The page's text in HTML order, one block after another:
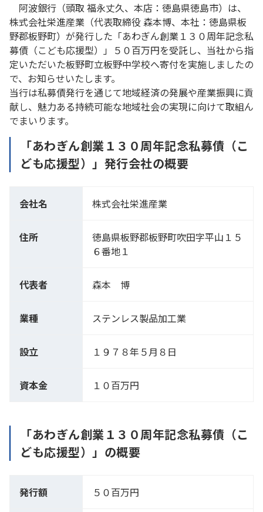
阿波銀行（頭取 福永丈久、本店：徳島県徳島市）は、
株式会社栄進産業（代表取締役 森本博、本社：徳島県板
野郡板野町）が発行した「あわぎん創業１３０周年記念私
募債（こども応援型）」５０百万円を受託し、当社から指
定いただいた板野町立板野中学校へ寄付を実施しましたの
で、お知らせいたします。
当行は私募債発行を通じて地域経済の発展や産業振興に貢
献し、魅力ある持続可能な地域社会の実現に向けて取組ん
でまいります。
「あわぎん創業１３０周年記念私募債（こ
ども応援型）」発行会社の概要
会社名 株式会社栄進産業
住所
徳島県板野郡板野町吹田字平山１５
６番地１
代表者 森本 博
業種 ステンレス製品加工業
設立 １９７８年５月８日
資本金 １０百万円
「あわぎん創業１３０周年記念私募債（こ
ども応援型）」の概要
発行額 ５０百万円